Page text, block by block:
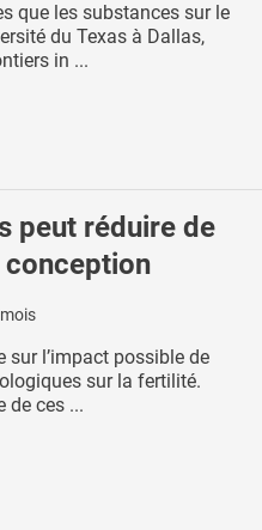
que les substances sur le
du Texas à Dallas,
in ...
peut réduire de
conception
sur l’impact possible de
sur la fertilité.
de ces ...